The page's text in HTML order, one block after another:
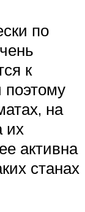
по
к
на
их
активна
станах